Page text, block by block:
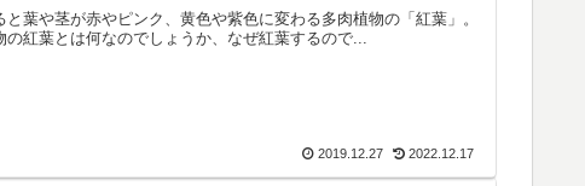
と葉や茎が赤やピンク、黄色や紫色に変わる多肉植物の「紅葉」。
の紅葉とは何なのでしょうか、なぜ紅葉するので...
2019.12.27 2022.12.17